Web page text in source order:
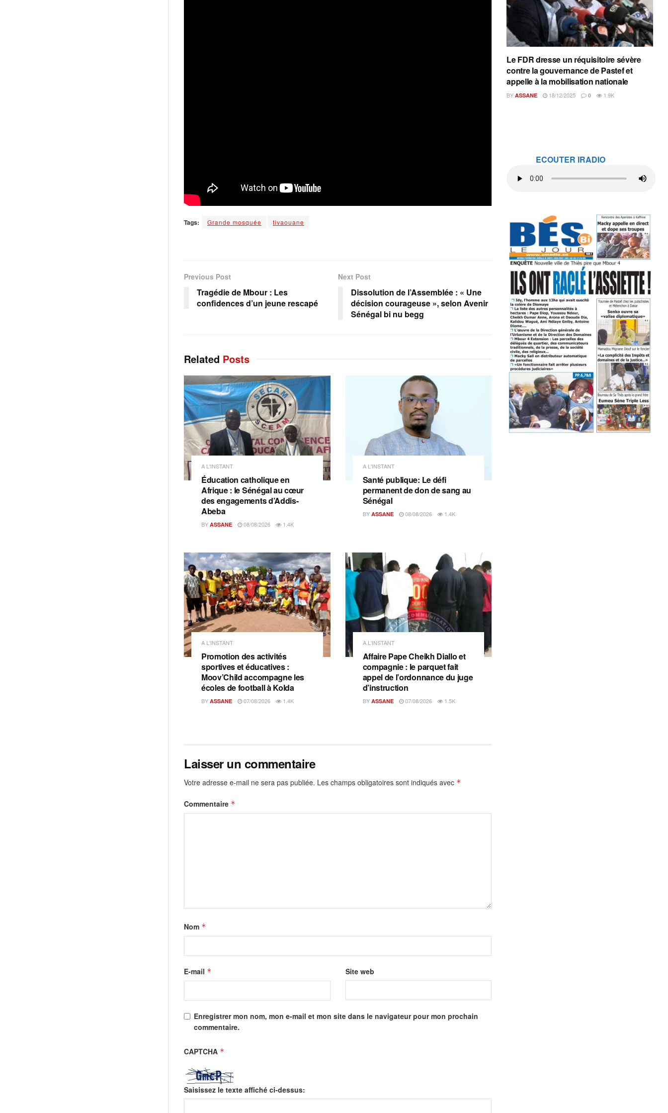
Tags: Grande mosquée tivaouane
Previous Post
Tragédie de Mbour : Les
confidences d’un jeune rescapé
Next Post
Dissolution de l’Assemblée : « Une
décision courageuse », selon Avenir
Sénégal bi nu begg
Related Posts
A L'INSTANT
Éducation catholique en
Afrique : le Sénégal au cœur
des engagements d’Addis-
Abeba
BY ASSANE 08/08/2026 1.4K
A L'INSTANT
Santé publique: Le défi
permanent de don de sang au
Sénégal
BY ASSANE 08/08/2026 1.4K
A L'INSTANT
Promotion des activités
sportives et éducatives :
Moov’Child accompagne les
écoles de football à Kolda
BY ASSANE 07/08/2026 1.4K
A L'INSTANT
Affaire Pape Cheikh Diallo et
compagnie : le parquet fait
appel de l’ordonnance du juge
d’instruction
BY ASSANE 07/08/2026 1.5K
Laisser un commentaire
Votre adresse e-mail ne sera pas publiée. Les champs obligatoires sont indiqués avec *
Commentaire *
Nom *
E-mail * Site web
Enregistrer mon nom, mon e-mail et mon site dans le navigateur pour mon prochain
commentaire.
CAPTCHA *
Saisissez le texte affiché ci-dessus:
Le FDR dresse un réquisitoire sévère
contre la gouvernance de Pastef et
appelle à la mobilisation nationale
BY ASSANE 18/12/2025 0 1.9K
ECOUTER IRADIO